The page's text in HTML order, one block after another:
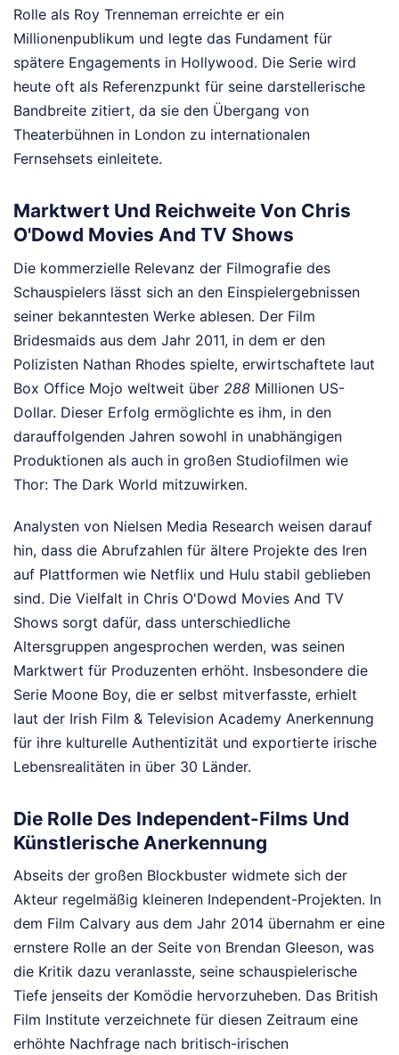
Rolle als Roy Trenneman erreichte er ein
Millionenpublikum und legte das Fundament für
spätere Engagements in Hollywood. Die Serie wird
heute oft als Referenzpunkt für seine darstellerische
Bandbreite zitiert, da sie den Übergang von
Theaterbühnen in London zu internationalen
Fernsehsets einleitete.
Marktwert Und Reichweite Von Chris
O'Dowd Movies And TV Shows
Die kommerzielle Relevanz der Filmografie des
Schauspielers lässt sich an den Einspielergebnissen
seiner bekanntesten Werke ablesen. Der Film
Bridesmaids aus dem Jahr 2011, in dem er den
Polizisten Nathan Rhodes spielte, erwirtschaftete laut
Box Office Mojo weltweit über 288 Millionen US-
Dollar. Dieser Erfolg ermöglichte es ihm, in den
darauffolgenden Jahren sowohl in unabhängigen
Produktionen als auch in großen Studiofilmen wie
Thor: The Dark World mitzuwirken.
Analysten von Nielsen Media Research weisen darauf
hin, dass die Abrufzahlen für ältere Projekte des Iren
auf Plattformen wie Netflix und Hulu stabil geblieben
sind. Die Vielfalt in Chris O'Dowd Movies And TV
Shows sorgt dafür, dass unterschiedliche
Altersgruppen angesprochen werden, was seinen
Marktwert für Produzenten erhöht. Insbesondere die
Serie Moone Boy, die er selbst mitverfasste, erhielt
laut der Irish Film & Television Academy Anerkennung
für ihre kulturelle Authentizität und exportierte irische
Lebensrealitäten in über 30 Länder.
Die Rolle Des Independent-Films Und
Künstlerische Anerkennung
Abseits der großen Blockbuster widmete sich der
Akteur regelmäßig kleineren Independent-Projekten. In
dem Film Calvary aus dem Jahr 2014 übernahm er eine
ernstere Rolle an der Seite von Brendan Gleeson, was
die Kritik dazu veranlasste, seine schauspielerische
Tiefe jenseits der Komödie hervorzuheben. Das British
Film Institute verzeichnete für diesen Zeitraum eine
erhöhte Nachfrage nach britisch-irischen